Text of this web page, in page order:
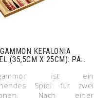
KEFALONIA
(35,5CM X 25CM): PA…
ist ein
Spiel für zwei
Nach einer